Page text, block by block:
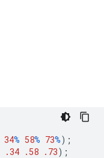
34% 58% 73%);
.34 .58 .73);